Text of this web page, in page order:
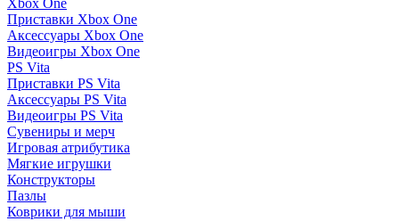
Xbox One
Приставки Xbox One
Аксессуары Xbox One
Видеоигры Xbox One
PS Vita
Приставки PS Vita
Аксессуары PS Vita
Видеоигры PS Vita
Сувениры и мерч
Игровая атрибутика
Мягкие игрушки
Конструкторы
Пазлы
Коврики для мыши